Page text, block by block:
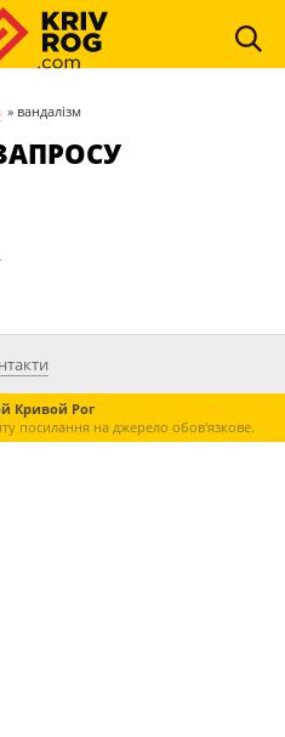
» вандалізм
Кривой Рог
посилання на джерело обов'язкове.